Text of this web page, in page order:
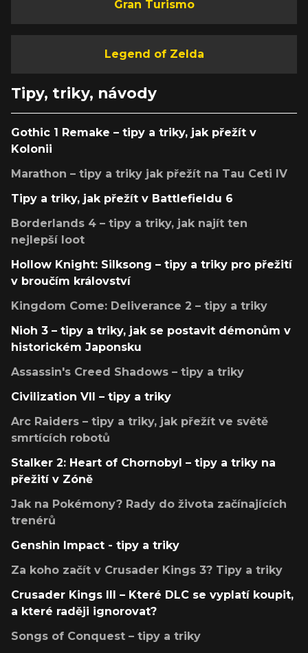
Gran Turismo
Legend of Zelda
Tipy, triky, návody
Gothic 1 Remake – tipy a triky, jak přežít v
Kolonii
Marathon – tipy a triky jak přežít na Tau Ceti IV
Tipy a triky, jak přežít v Battlefieldu 6
Borderlands 4 – tipy a triky, jak najít ten
nejlepší loot
Hollow Knight: Silksong – tipy a triky pro přežití
v broučím království
Kingdom Come: Deliverance 2 – tipy a triky
Nioh 3 – tipy a triky, jak se postavit démonům v
historickém Japonsku
Assassin's Creed Shadows – tipy a triky
Civilization VII – tipy a triky
Arc Raiders – tipy a triky, jak přežít ve světě
smrtících robotů
Stalker 2: Heart of Chornobyl – tipy a triky na
přežití v Zóně
Jak na Pokémony? Rady do života začínajících
trenérů
Genshin Impact - tipy a triky
Za koho začít v Crusader Kings 3? Tipy a triky
Crusader Kings III – Které DLC se vyplatí koupit,
a které raději ignorovat?
Songs of Conquest – tipy a triky